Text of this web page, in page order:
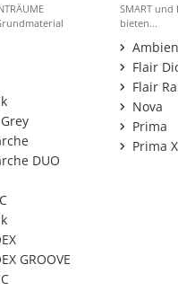
DUO
GROOVE
SMART und
bieten...
Flair
Flair
Nova
Prima
Prima